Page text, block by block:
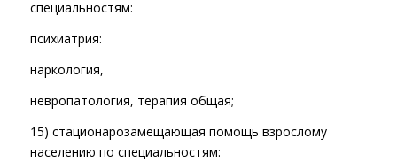
специальностям:
психиатрия:
наркология,
невропатология, терапия общая;
15) стационарозамещающая помощь взрослому
населению по специальностям: